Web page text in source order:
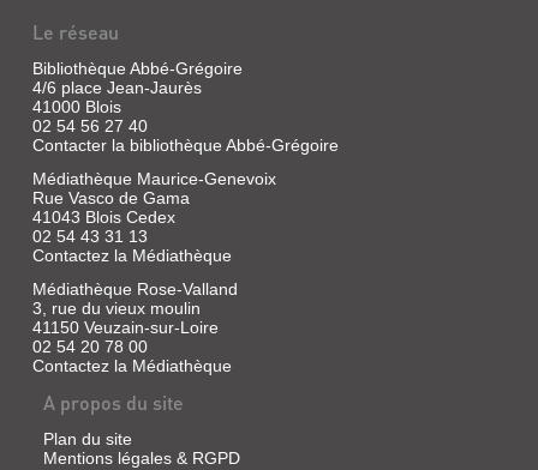
Le réseau
Bibliothèque Abbé-Grégoire
4/6 place Jean-Jaurès
41000 Blois
02 54 56 27 40
Contacter la bibliothèque Abbé-Grégoire
Médiathèque Maurice-Genevoix
Rue Vasco de Gama
41043 Blois Cedex
02 54 43 31 13
Contactez la Médiathèque
Médiathèque Rose-Valland
3, rue du vieux moulin
41150 Veuzain-sur-Loire
02 54 20 78 00
Contactez la Médiathèque
A propos du site
Plan du site
Mentions légales & RGPD